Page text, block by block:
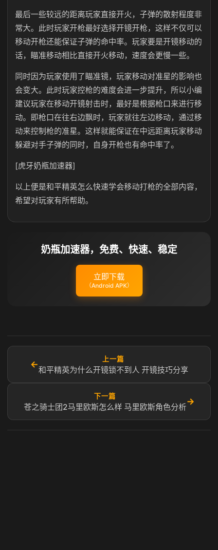
最后一些较远的距离玩家直接开火，子弹的散射程度非
常大。此时玩家开枪最好选择开镜开枪，这样不仅可以
移动开枪还能保证子弹的命中率。玩家要是开镜移动的
话，瞄准移动相比直接开火移动，速度会更慢一些。
同时因为玩家使用了瞄准镜，玩家移动对准星的影响也
会变大。此时玩家控枪的难度会进一步提升，所以小编
建议玩家在移动开镜射击时，最好是根据枪口来进行移
动。即枪口在往右边飘时，玩家就往左边移动，通过移
动来控制枪的准星。这样就能保证在中远距离玩家移动
躲避对手子弹的同时，自身开枪也有命中率了。
[虎牙奶瓶加速器]
以上便是和平精英怎么快速学会移动打枪的全部内容，
希望对玩家有所帮助。
奶瓶加速器，免费、快速、稳定
立即下载
（Android APK）
←
上一篇
和平精英为什么开镜锁不到人 开镜技巧分享
下一篇
苍之骑士团2马里欧斯怎么样 马里欧斯角色分析
→